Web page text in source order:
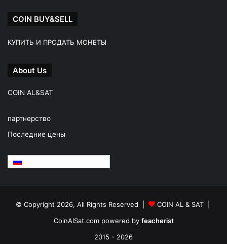
COIN BUY&SELL
КУПИТЬ И ПРОДАТЬ МОНЕТЫ
About Us
COIN AL&SAT
партнерство
Последние цены
© Copyright 2026, All Rights Reserved |
COIN AL & SAT |
CoinAlSat.com powered by feacherist
2015 - 2026